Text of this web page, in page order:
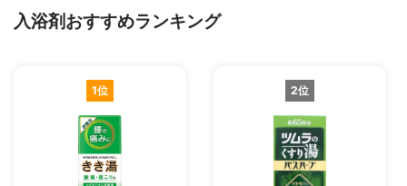
入浴剤おすすめランキング
1位 2位